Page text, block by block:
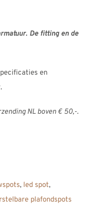
De fitting en de
en
NL boven € 50,-.
, led spot,
plafondspots